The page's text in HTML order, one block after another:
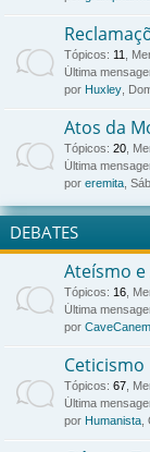
Tópicos: 11,
Última
por Huxley,
Atos da
Tópicos: 20,
Última
por eremita,
DEBATES
Ateísmo
Tópicos: 16,
Última
por CaveCanem
Ceticismo
Tópicos: 67,
Última
por Humanista,